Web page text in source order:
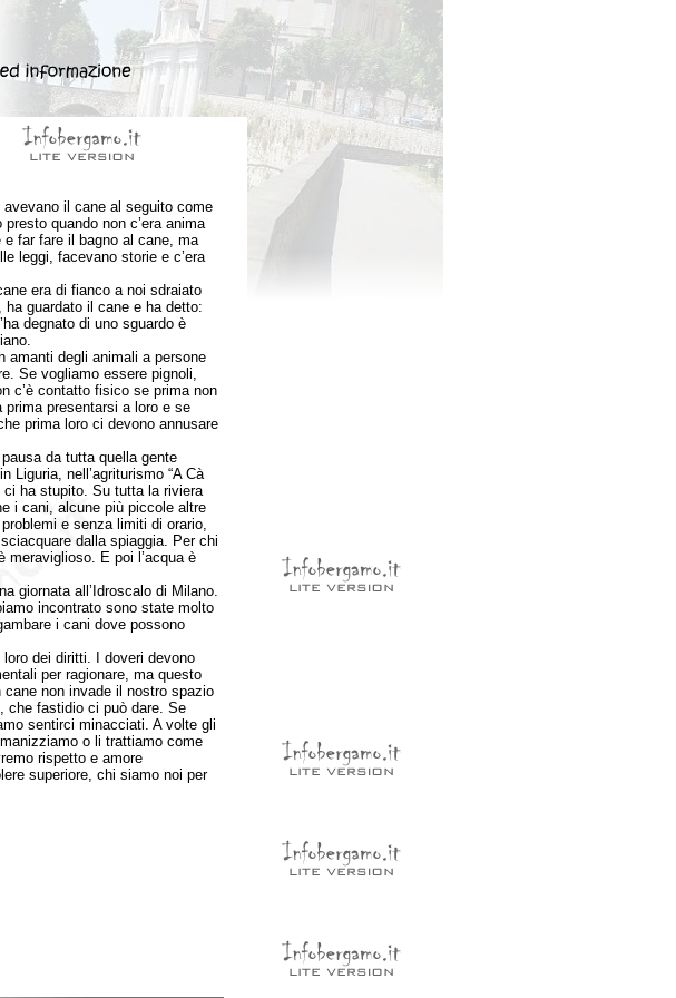
il cane al seguito come
quando non c’era anima
far fare il bagno al cane, ma
leggi, facevano storie e c’era
era di fianco a noi sdraiato
guardato il cane e ha detto:
degnato di uno sguardo è
degli animali a persone
Se vogliamo essere pignoli,
c’è contatto fisico se prima non
presentarsi a loro e se
prima loro ci devono annusare
da tutta quella gente
Liguria, nell’agriturismo “A Cà
ci ha stupito. Su tutta la riviera
i cani, alcune più piccole altre
e senza limiti di orario,
dalla spiaggia. Per chi
E poi l’acqua è
giornata all’Idroscalo di Milano.
incontrato sono state molto
i cani dove possono
dei diritti. I doveri devono
per ragionare, ma questo
non invade il nostro spazio
che fastidio ci può dare. Se
sentirci minacciati. A volte gli
o li trattiamo come
rispetto e amore
superiore, chi siamo noi per